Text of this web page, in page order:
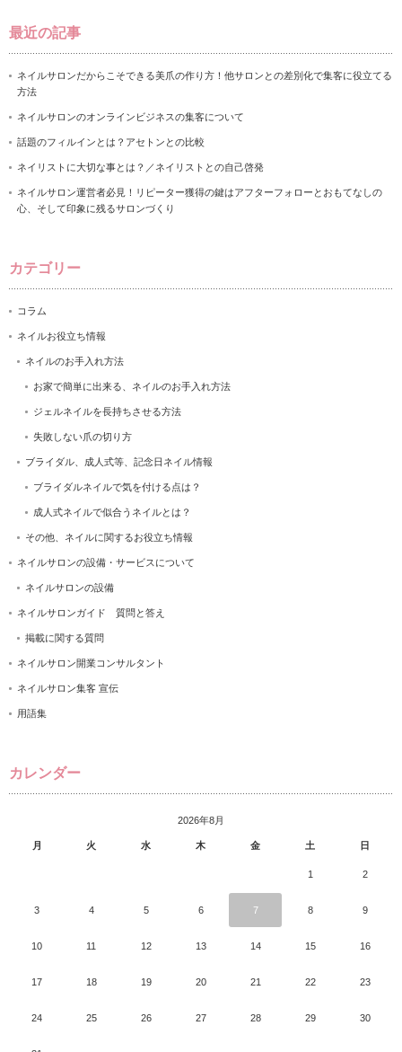
最近の記事
ネイルサロンだからこそできる美爪の作り方！他サロンとの差別化で集客に役立てる
方法
ネイルサロンのオンラインビジネスの集客について
話題のフィルインとは？アセトンとの比較
ネイリストに大切な事とは？／ネイリストとの自己啓発
ネイルサロン運営者必見！リピーター獲得の鍵はアフターフォローとおもてなしの
心、そして印象に残るサロンづくり
カテゴリー
コラム
ネイルお役立ち情報
ネイルのお手入れ方法
お家で簡単に出来る、ネイルのお手入れ方法
ジェルネイルを長持ちさせる方法
失敗しない爪の切り方
ブライダル、成人式等、記念日ネイル情報
ブライダルネイルで気を付ける点は？
成人式ネイルで似合うネイルとは？
その他、ネイルに関するお役立ち情報
ネイルサロンの設備・サービスについて
ネイルサロンの設備
ネイルサロンガイド 質問と答え
掲載に関する質問
ネイルサロン開業コンサルタント
ネイルサロン集客 宣伝
用語集
カレンダー
2026年8月
月 火 水 木 金 土 日
1 2
3 4 5 6 7 8 9
10 11 12 13 14 15 16
17 18 19 20 21 22 23
24 25 26 27 28 29 30